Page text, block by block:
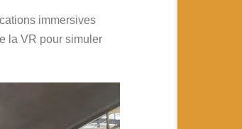
immersives
la VR pour simuler